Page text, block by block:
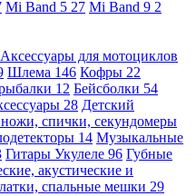
Mi Band 5 27 Mi Band 9 2
Аксессуары для мотоциклов
Шлема 146 Кофры 22
12 Бейсболки 54
28 Детский
спички, секундомеры
14 Музыкальные
Гитары Укулеле 96 Губные
акустические и
спальные мешки 29